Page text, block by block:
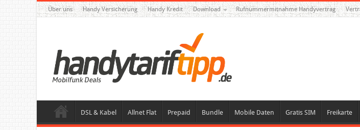
Über uns Handy Versicherung Handy Kredit Download Rufnummermitnahme Handyvertrag
DSL & Kabel Allnet Flat Prepaid Bundle Mobile Daten Gratis SIM Freikarte